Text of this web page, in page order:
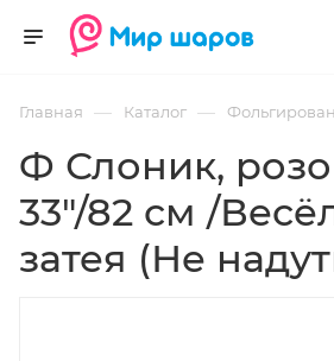
Главная — Каталог —
Ф Слоник,
33"/82 см /
затея (Не